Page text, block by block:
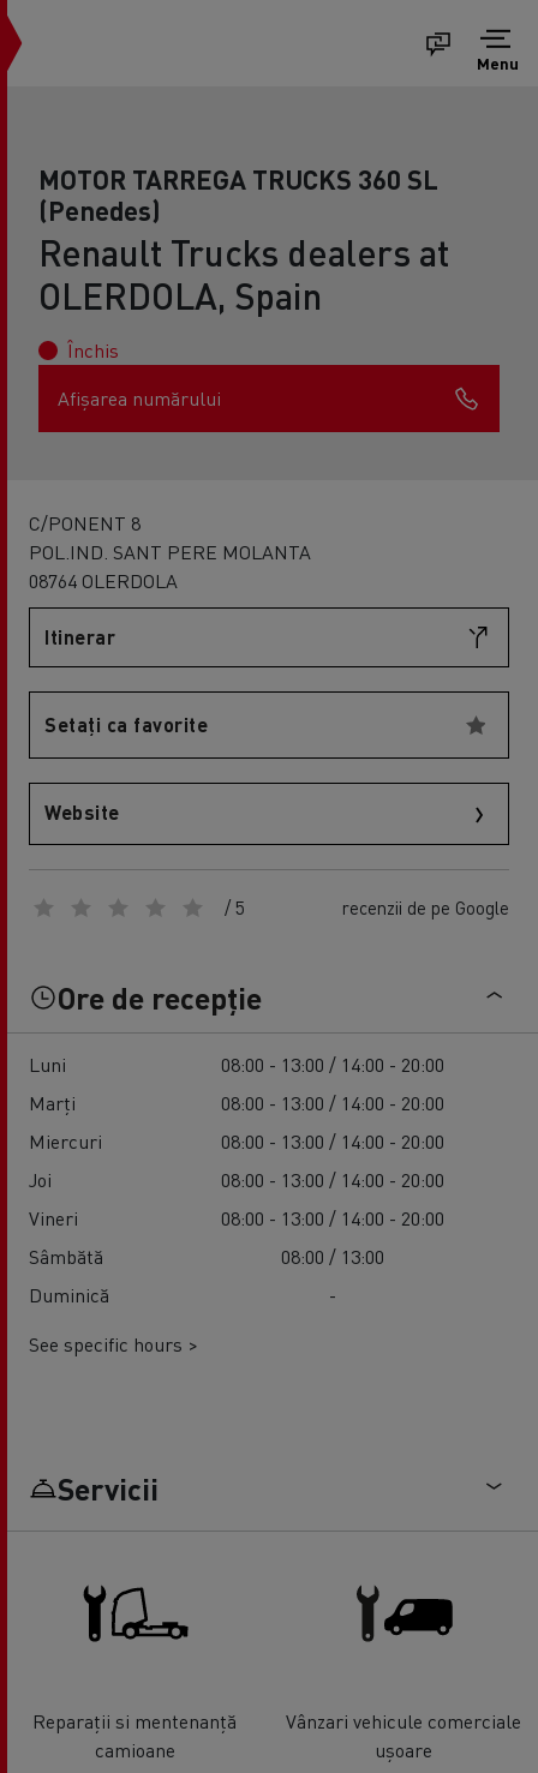
Menu
MOTOR TARREGA TRUCKS 360 SL
(Penedes)
Renault Trucks dealers at
OLERDOLA, Spain
Închis
Afișarea numărului
C/PONENT 8
POL.IND. SANT PERE MOLANTA
08764 OLERDOLA
Itinerar
Setați ca favorite
Website
/ 5 recenzii de pe Google
Ore de recepție
Luni
08:00 - 13:00 / 14:00 - 20:00
Marți
08:00 - 13:00 / 14:00 - 20:00
Miercuri
08:00 - 13:00 / 14:00 - 20:00
Joi
08:00 - 13:00 / 14:00 - 20:00
Vineri
08:00 - 13:00 / 14:00 - 20:00
Sâmbătă
08:00 / 13:00
Duminică
-
See specific hours >
Servicii
Reparații si mentenanță
camioane
Vânzari vehicule comerciale
ușoare